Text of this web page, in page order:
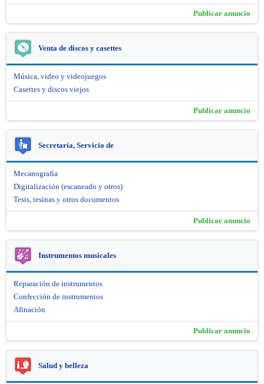
Publicar anuncio
Venta de discos y casettes
Música, video y videojuegos
Casettes y discos viejos
Publicar anuncio
Secretaría, Servicio de
Mecanografía
Digitalización (escaneado y otros)
Tesis, tesinas y otros documentos
Publicar anuncio
Instrumentos musicales
Reparación de instrumentos
Confección de instrumentos
Afinación
Publicar anuncio
Salud y belleza